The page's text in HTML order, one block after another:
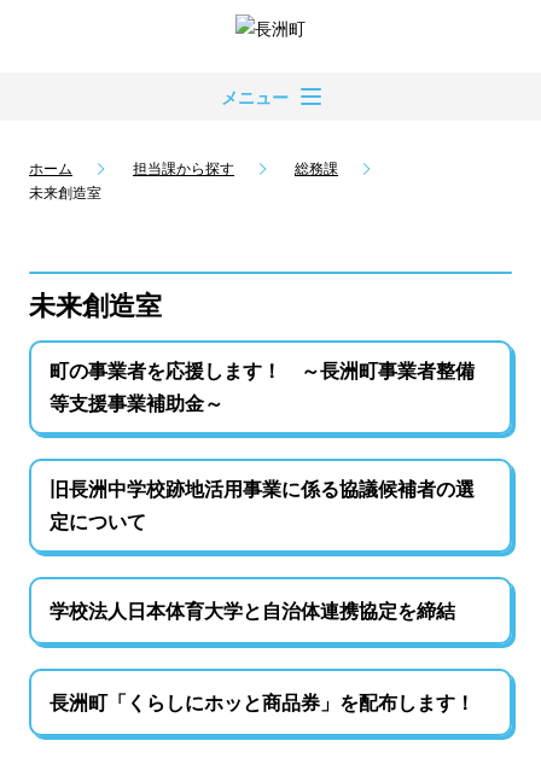
メニュー
ホーム 担当課から探す
総務課
未来創造室
未来創造室
町の事業者を応援します！ ～長洲町事業者整備
等支援事業補助金～
旧長洲中学校跡地活用事業に係る協議候補者の選
定について
学校法人日本体育大学と自治体連携協定を締結
長洲町「くらしにホッと商品券」を配布します！